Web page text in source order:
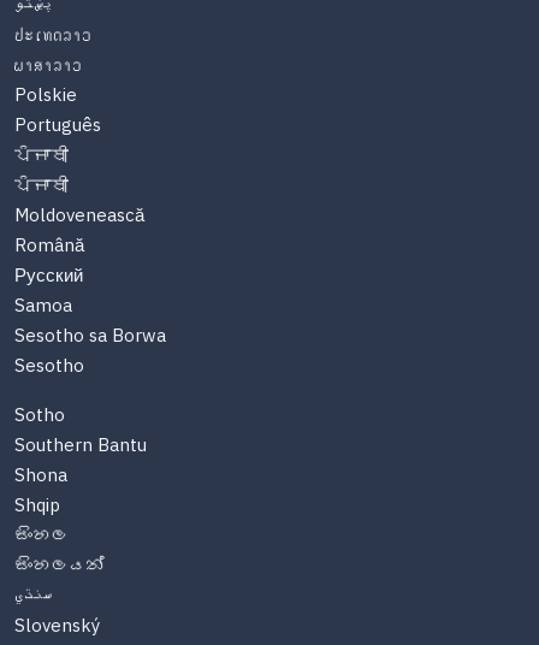
ປະເທດລາວ
ພາສາລາວ
Polskie
Português
ਪੰਜਾਬੀ
ਪੰਜਾਬੀ
Moldovenească
Română
Русский
Samoa
Sesotho sa Borwa
Sesotho
Sotho
Southern Bantu
Shona
Shqip
සිංහල
සිංහලයන්
سنڌي
Slovenský